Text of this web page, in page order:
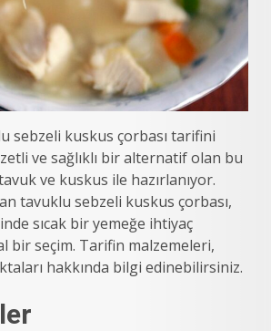
sebzeli kuskus çorbası tarifini
ve sağlıklı bir alternatif olan bu
ve kuskus ile hazırlanıyor.
tavuklu sebzeli kuskus çorbası,
sıcak bir yemeğe ihtiyaç
bir seçim. Tarifin malzemeleri,
hakkında bilgi edinebilirsiniz.